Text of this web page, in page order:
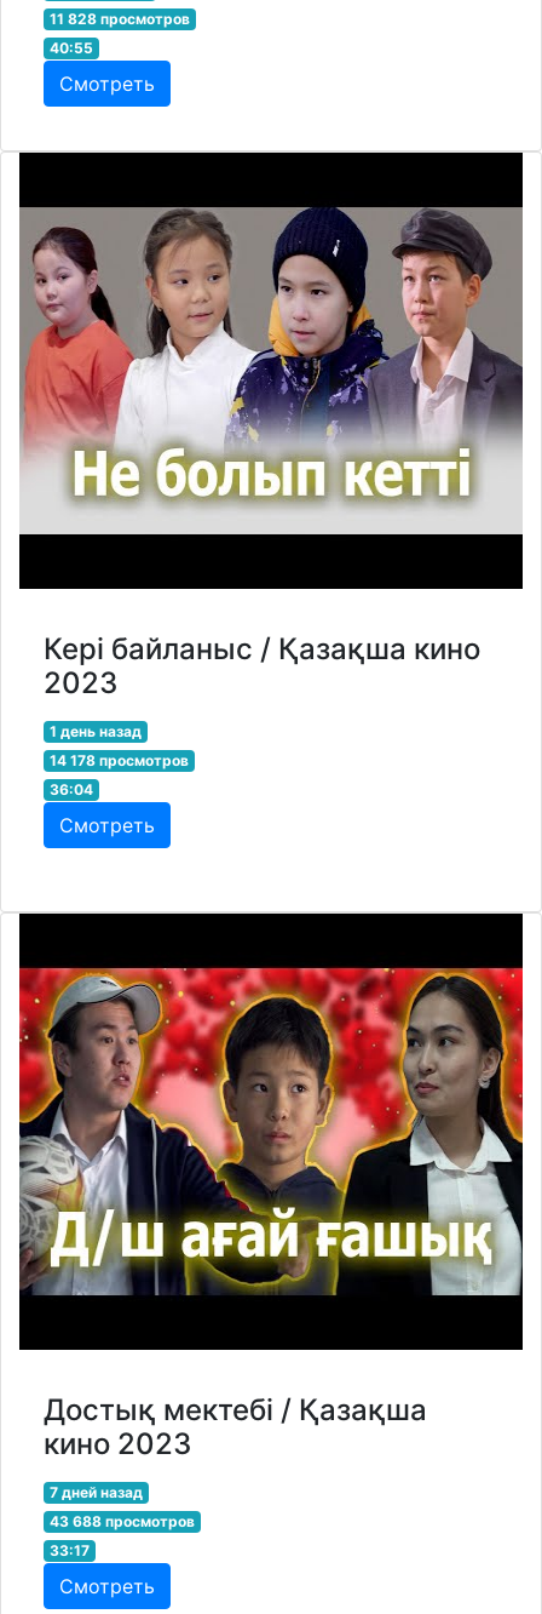
11 828 просмотров
40:55
Смотреть
Кері байланыс / Қазақша кино
2023
1 день назад
14 178 просмотров
36:04
Смотреть
Достық мектебі / Қазақша
кино 2023
7 дней назад
43 688 просмотров
33:17
Смотреть